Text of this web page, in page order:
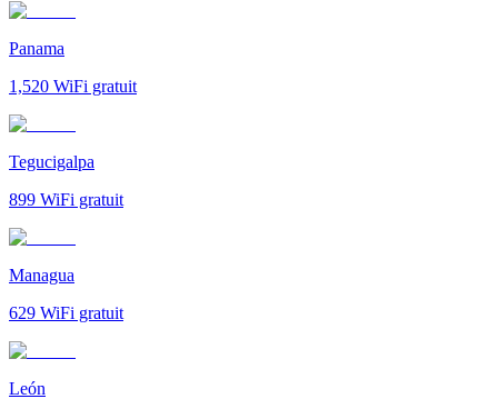
Panama
1,520 WiFi gratuit
Tegucigalpa
899 WiFi gratuit
Managua
629 WiFi gratuit
León